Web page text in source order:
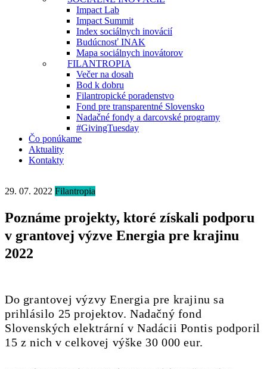
Impact Lab
Impact Summit
Index sociálnych inovácií
Budúcnosť INAK
Mapa sociálnych inovátorov
FILANTROPIA
Večer na dosah
Bod k dobru
Filantropické poradenstvo
Fond pre transparentné Slovensko
Nadačné fondy a darcovské programy
#GivingTuesday
Čo ponúkame
Aktuality
Kontakty
29. 07. 2022 Filantropia
Poznáme projekty, ktoré získali podporu
v grantovej výzve Energia pre krajinu
2022
Do grantovej výzvy Energia pre krajinu sa
prihlásilo 25 projektov. Nadačný fond
Slovenských elektrární v Nadácii Pontis podporil
15 z nich v celkovej výške 30 000 eur.